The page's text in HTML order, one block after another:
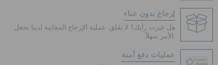
إرجاع بدون عناء
هل غيرت رأيك؟ لا تقلق. عملية الإرجاع المجانية لدينا تجعل
الأمر سهلاً.
عمليات دفع آمنة